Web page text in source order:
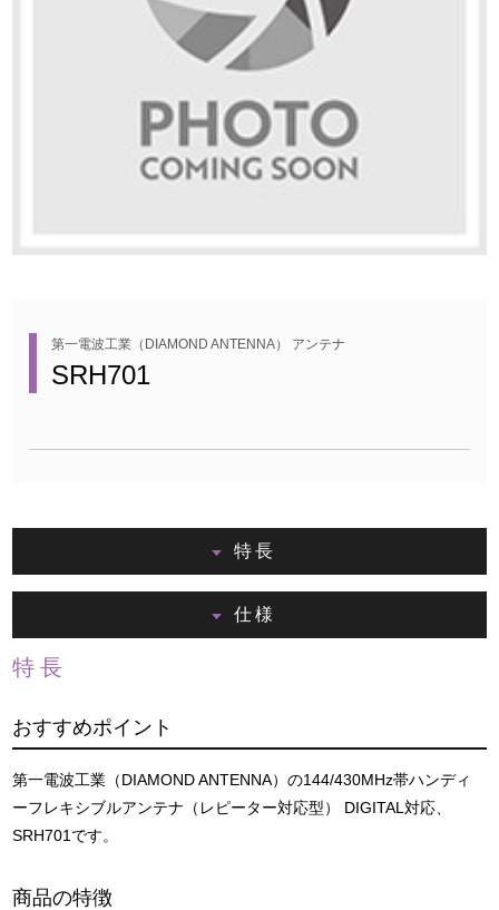
第一電波工業（DIAMOND ANTENNA） アンテナ
SRH701
特長
仕様
特長
おすすめポイント
第一電波工業（DIAMOND ANTENNA）の144/430MHz帯ハンディ
ーフレキシブルアンテナ（レピーター対応型） DIGITAL対応、
SRH701です。
商品の特徴